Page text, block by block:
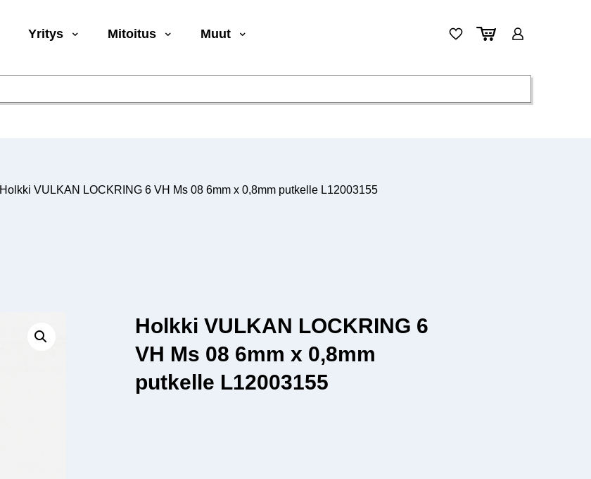
Yritys Mitoitus Muut
Holkki VULKAN LOCKRING 6 VH Ms 08 6mm x 0,8mm putkelle L12003155
Holkki VULKAN LOCKRING 6
VH Ms 08 6mm x 0,8mm
putkelle L12003155